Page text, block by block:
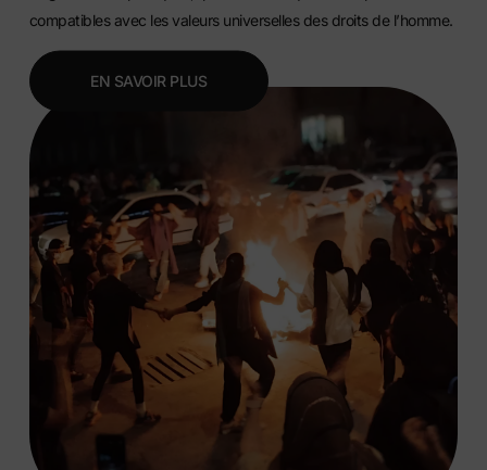
compatibles avec les valeurs universelles des droits de l’homme.
EN SAVOIR PLUS